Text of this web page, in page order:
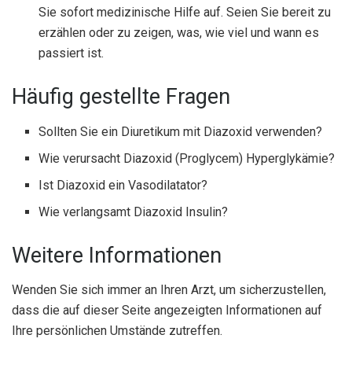
Sie sofort medizinische Hilfe auf. Seien Sie bereit zu
erzählen oder zu zeigen, was, wie viel und wann es
passiert ist.
Häufig gestellte Fragen
Sollten Sie ein Diuretikum mit Diazoxid verwenden?
Wie verursacht Diazoxid (Proglycem) Hyperglykämie?
Ist Diazoxid ein Vasodilatator?
Wie verlangsamt Diazoxid Insulin?
Weitere Informationen
Wenden Sie sich immer an Ihren Arzt, um sicherzustellen,
dass die auf dieser Seite angezeigten Informationen auf
Ihre persönlichen Umstände zutreffen.